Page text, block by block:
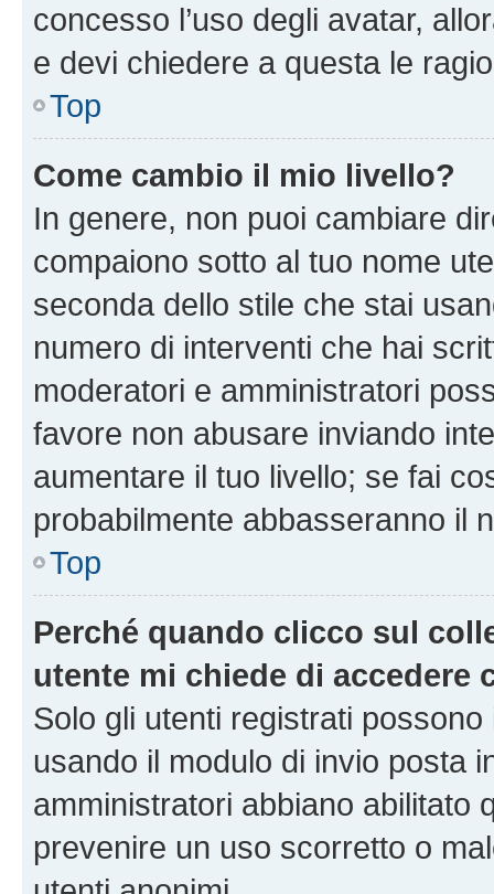
concesso l’uso degli avatar,
e devi chiedere a questa le
Top
Come cambio il mio livello?
In genere, non puoi cambiare
compaiono sotto al tuo nome
seconda dello stile che stai
numero di interventi che hai
moderatori e amministratori
favore non abusare inviando
aumentare il tuo livello; se fai
probabilmente abbasseranno il
Top
Perché quando clicco sul
utente mi chiede di accedere
Solo gli utenti registrati
usando il modulo di invio posta
amministratori abbiano abilitato
prevenire un uso scorretto o